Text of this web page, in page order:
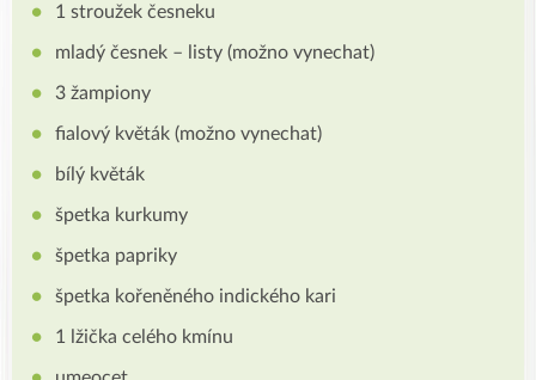
1 stroužek česneku
mladý česnek – listy (možno vynechat)
3 žampiony
fialový květák (možno vynechat)
bílý květák
špetka kurkumy
špetka papriky
špetka kořeněného indického kari
1 lžička celého kmínu